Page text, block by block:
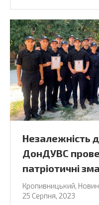
Незалежність
ДонДУВС
патріотичні
Кропивницький,
25 Серпня, 2023